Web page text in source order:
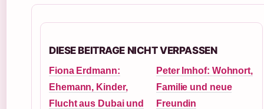
DIESE BEITRAGE NICHT VERPASSEN
Fiona Erdmann:
Ehemann, Kinder,
Flucht aus Dubai und
Peter Imhof: Wohnort,
Familie und neue
Freundin